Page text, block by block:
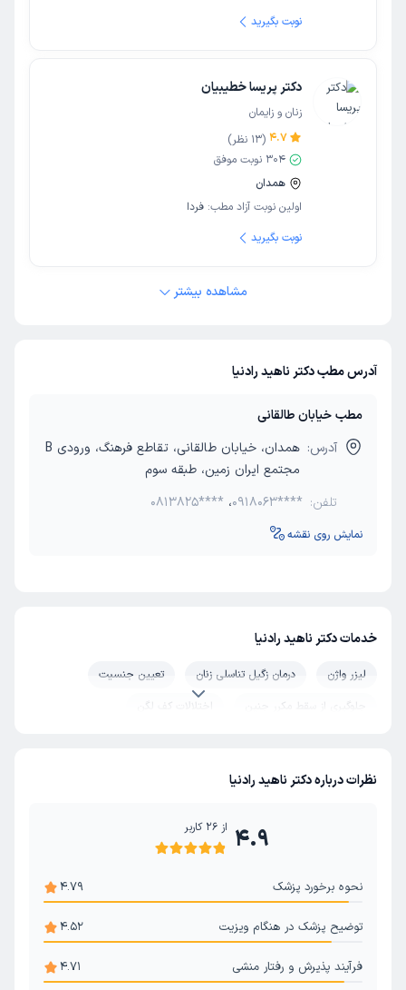
نوبت بگیرید
دکتر پریسا خطیبیان
زنان و زایمان
4.7
(
13 نظر)
304 نوبت موفق
همدان
اولین نوبت آزاد مطب: فردا
نوبت بگیرید
مشاهده بیشتر
آدرس مطب دکتر ناهید رادنیا
مطب خیابان طالقانی
آدرس:
همدان، خیابان طالقانی، تقاطع فرهنگ، ورودی B
مجتمع ایران زمین، طبقه سوم
تلفن:
0813825**** ،0918063****
نمایش روی نقشه
خدمات دکتر ناهید رادنیا
لیزر واژن درمان زگیل تناسلی زنان
تعیین جنسیت
جلوگیری از سقط مکرر جنین
اختلالات کف لگن
نظرات درباره دکتر ناهید رادنیا
4.9 از 26 کاربر
نحوه برخورد پزشک 4.79
توضیح پزشک در هنگام ویزیت 4.52
فرآیند پذیرش و رفتار منشی 4.71